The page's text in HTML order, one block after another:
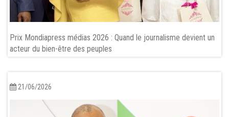
Prix Mondiapress médias 2026 : Quand le journalisme devient un
acteur du bien-être des peuples
21/06/2026